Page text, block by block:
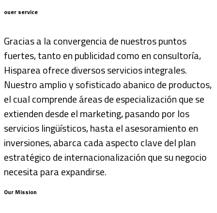
ouer service
Gracias a la convergencia de nuestros puntos
fuertes, tanto en publicidad como en consultoría,
Hisparea ofrece diversos servicios integrales.
Nuestro amplio y sofisticado abanico de productos,
el cual comprende áreas de especialización que se
extienden desde el marketing, pasando por los
servicios lingüísticos, hasta el asesoramiento en
inversiones, abarca cada aspecto clave del plan
estratégico de internacionalización que su negocio
necesita para expandirse.
Our Mission